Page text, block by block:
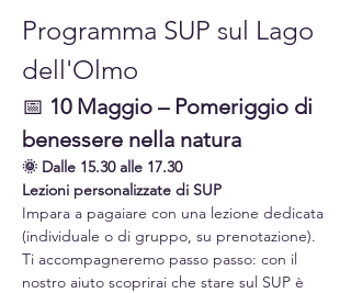
Programma SUP sul Lago
dell'Olmo
📅 10 Maggio – Pomeriggio di
benessere nella natura
🌞 Dalle 15.30 alle 17.30
Lezioni personalizzate di SUP
Impara a pagaiare con una lezione dedicata
(individuale o di gruppo, su prenotazione).
Ti accompagneremo passo passo: con il
nostro aiuto scoprirai che stare sul SUP è